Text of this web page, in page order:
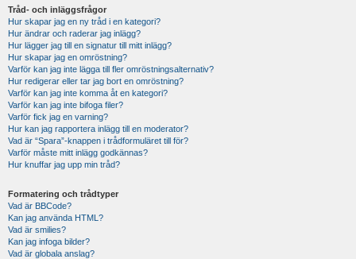
Tråd- och inläggsfrågor
Hur skapar jag en ny tråd i en kategori?
Hur ändrar och raderar jag inlägg?
Hur lägger jag till en signatur till mitt inlägg?
Hur skapar jag en omröstning?
Varför kan jag inte lägga till fler omröstningsalternativ?
Hur redigerar eller tar jag bort en omröstning?
Varför kan jag inte komma åt en kategori?
Varför kan jag inte bifoga filer?
Varför fick jag en varning?
Hur kan jag rapportera inlägg till en moderator?
Vad är “Spara”-knappen i trådformuläret till för?
Varför måste mitt inlägg godkännas?
Hur knuffar jag upp min tråd?
Formatering och trådtyper
Vad är BBCode?
Kan jag använda HTML?
Vad är smilies?
Kan jag infoga bilder?
Vad är globala anslag?